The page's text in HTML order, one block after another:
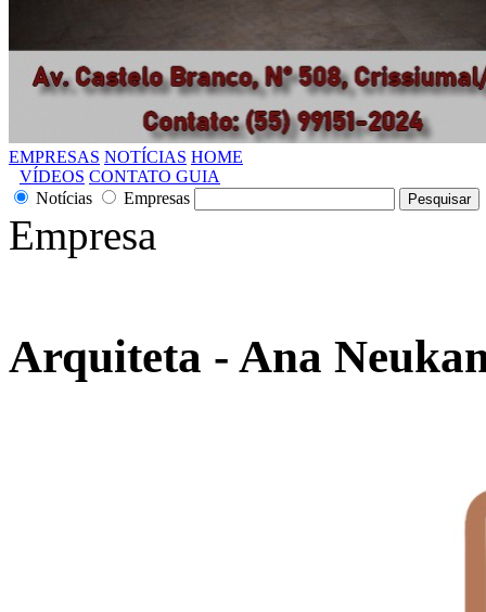
EMPRESAS NOTÍCIAS HOME
VÍDEOS CONTATO GUIA
Notícias
Empresas
Empresa
Arquiteta - Ana